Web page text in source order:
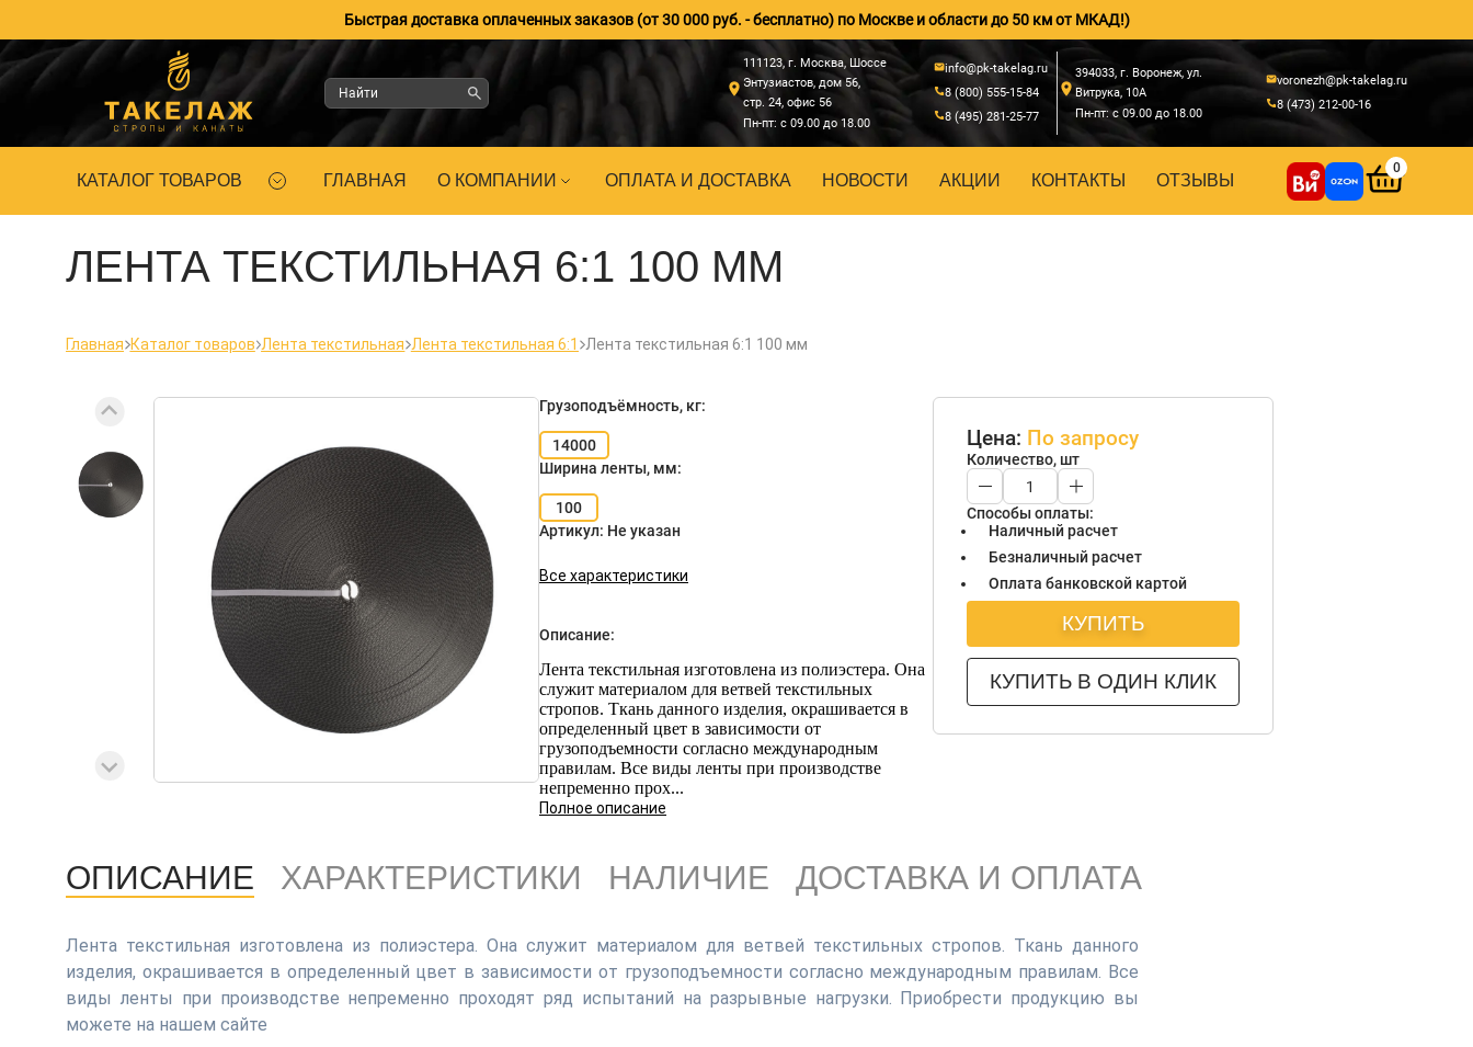
Быстрая доставка оплаченных заказов (от 30 000 руб. - бесплатно) по Москве и области до 50 км от МКАД!)
111123, г. Москва, Шоссе
Энтузиастов, дом 56,
стр. 24, офис 56
Пн-пт: с 09.00 до 18.00
info@pk-takelag.ru
8 (800) 555-15-84
8 (495) 281-25-77
394033, г. Воронеж, ул.
Витрука, 10А
Пн-пт: с 09.00 до 18.00
voronezh@pk-takelag.ru
8 (473) 212-00-16
КАТАЛОГ ТОВАРОВ ГЛАВНАЯ О КОМПАНИИ ОПЛАТА И ДОСТАВКА НОВОСТИ АКЦИИ КОНТАКТЫ ОТЗЫВЫ
0
ЛЕНТА ТЕКСТИЛЬНАЯ 6:1 100 ММ
Главная Каталог товаров Лента текстильная Лента текстильная 6:1 Лента текстильная 6:1 100 мм
Грузоподъёмность, кг:
14000
Ширина ленты, мм:
100
Артикул: Не указан
Все характеристики
Описание:
Лента текстильная изготовлена из полиэстера. Она
служит материалом для ветвей текстильных
стропов. Ткань данного изделия, окрашивается в
определенный цвет в зависимости от
грузоподъемности согласно международным
правилам. Все виды ленты при производстве
непременно прох...
Полное описание
Цена: По запросу
Количество, шт
Способы оплаты:
Наличный расчет
Безналичный расчет
Оплата банковской картой
КУПИТЬ
КУПИТЬ В ОДИН КЛИК
ОПИСАНИЕ ХАРАКТЕРИСТИКИ НАЛИЧИЕ ДОСТАВКА И ОПЛАТА
Лента текстильная изготовлена из полиэстера. Она служит материалом для ветвей текстильных стропов. Ткань данного
изделия, окрашивается в определенный цвет в зависимости от грузоподъемности согласно международным правилам. Все
виды ленты при производстве непременно проходят ряд испытаний на разрывные нагрузки. Приобрести продукцию вы
можете на нашем сайте